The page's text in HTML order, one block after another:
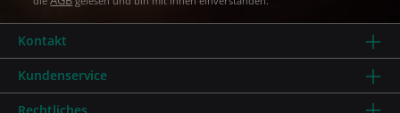
Kundenservice
Kontakt